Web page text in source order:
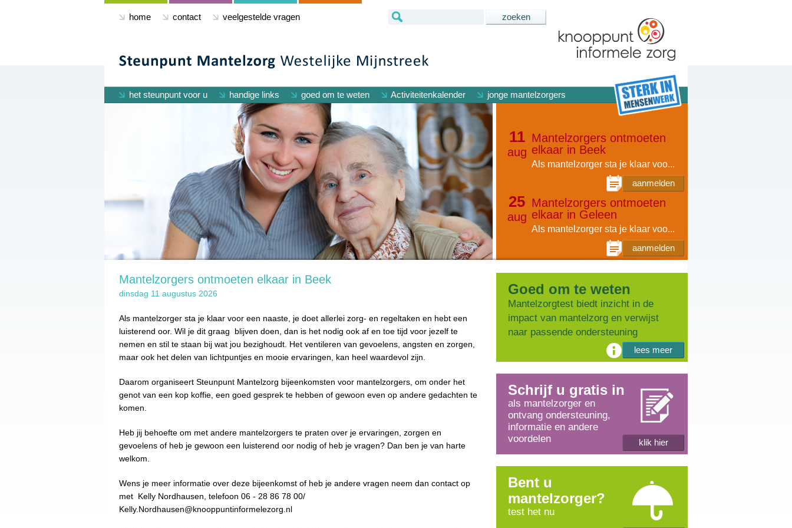
home contact veelgestelde vragen
het steunpunt voor u handige links goed om te weten Activiteitenkalender jonge mantelzorgers
11
aug
Mantelzorgers ontmoeten
elkaar in Beek
Als mantelzorger sta je klaar voo...
aanmelden
25
aug
Mantelzorgers ontmoeten
elkaar in Geleen
Als mantelzorger sta je klaar voo...
aanmelden
Mantelzorgers ontmoeten elkaar in Beek
dinsdag 11 augustus 2026
Als mantelzorger sta je klaar voor een naaste, je doet allerlei zorg- en regeltaken en hebt een
luisterend oor. Wil je dit graag blijven doen, dan is het nodig ook af en toe tijd voor jezelf te
nemen en stil te staan bij wat jou bezighoudt. Het ventileren van gevoelens, angsten en zorgen,
maar ook het delen van lichtpuntjes en mooie ervaringen, kan heel waardevol zijn.
Daarom organiseert Steunpunt Mantelzorg bijeenkomsten voor mantelzorgers, om onder het
genot van een kop koffie, een goed gesprek te hebben of gewoon even op andere gedachten te
komen.
Heb jij behoefte om met andere mantelzorgers te praten over je ervaringen, zorgen en
gevoelens of heb je gewoon een luisterend oor nodig of heb je vragen? Dan ben je van harte
welkom.
Wens je meer informatie over deze bijeenkomst of heb je andere vragen neem dan contact op
met Kelly Nordhausen , telefoon 06 - 28 86 78 00/
Kelly.Nordhausen@knooppuntinformelezorg.nl
Goed om te weten
Mantelzorgtest biedt inzicht in de
impact van mantelzorg en verwijst
naar passende ondersteuning
lees meer
Schrijf u gratis in
als mantelzorger en
ontvang ondersteuning,
informatie en andere
voordelen
klik hier
Bent u
mantelzorger?
test het nu